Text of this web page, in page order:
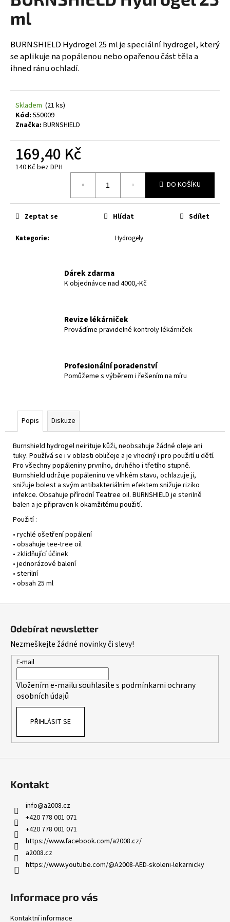
hvězdiček.
ml
BURNSHIELD Hydrogel 25 ml je speciální hydrogel, který
se aplikuje na popálenou nebo opařenou část těla a
ihned ránu ochladí.
Skladem (21 ks)
Kód: 550009
Značka: BURNSHIELD
169,40 Kč
140 Kč bez DPH
DO KOŠÍKU
Kategorie: Hydrogely
Zeptat se Hlídat Sdílet
Dárek zdarma
K objednávce nad 4000,-Kč
Revize lékárniček
Provádíme pravidelné kontroly lékárniček
Profesionální poradenství
Pomůžeme s výběrem i řešením na míru
Popis Diskuze
Burnshield hydrogel neirituje kůži, neobsahuje žádné oleje ani
tuky. Používá se i v oblasti obličeje a je vhodný i pro použití u dětí.
Pro všechny popáleniny prvního, druhého i třetího stupně.
Burnshield udržuje popáleninu ve vlhkém stavu, ochlazuje ji,
snižuje bolest a svým antibakteriálním efektem snižuje riziko
infekce. Obsahuje přírodní Teatree oil. BURNSHIELD je sterilně
balen a je připraven k okamžitému použití.
Použití :
• rychlé ošetření popálení
• obsahuje tee-tree oil
• zklidňující účinek
• jednorázové balení
• sterilní
• obsah 25 ml
a
j
í
t
?
D
u
u
Odebírat newsletter
Nezmeškejte žádné novinky či slevy!
E-mail
Vložením e-mailu souhlasíte s podmínkami ochrany
osobních údajů
PŘIHLÁSIT SE
Kontakt
info@a2008.cz
+420 778 001 071
+420 778 001 071
https://www.facebook.com/a2008.cz/
a2008.cz
https://www.youtube.com/@A2008-AED-skoleni-lekarnicky
Informace pro vás
Kontaktní informace